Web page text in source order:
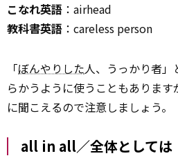
こなれ英語 ：airhead
教科書英語 ：careless person
「ぼんやりした人、うっかり者」
らかうように使うこともありま
に聞こえるので注意しましょう。
all in all／全体としては